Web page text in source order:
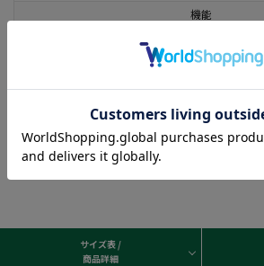
機能
注意事項
・画面の商品の色、イメージについては現品と多少の違
が、予めご了承くださいませ。
・WEB価格はオンラインショップの販売価格となりま
よびセール内容が異なる場合がございます。
サイズ表 /
商品詳細